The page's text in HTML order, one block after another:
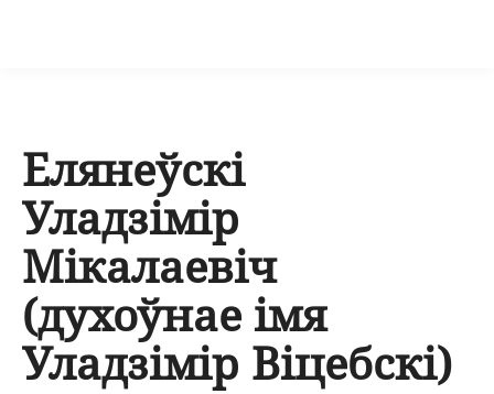
Елянеўскі
Уладзімір
Мікалаевіч
(духоўнае імя
Уладзімір Віцебскі)